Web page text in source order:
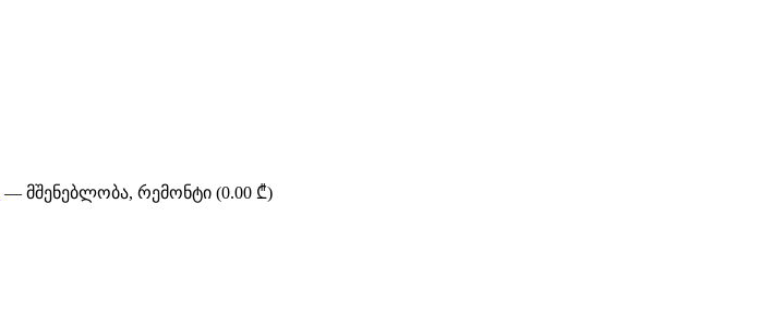
— მშენებლობა, რემონტი (0.00 ₾)